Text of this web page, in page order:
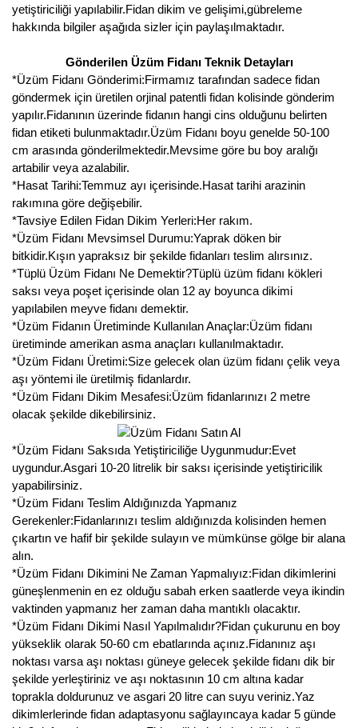
yetiştiriciliği yapılabilir.Fidan dikim ve gelişimi,gübreleme
hakkında bilgiler aşağıda sizler için paylaşılmaktadır.
Gönderilen Üzüm Fidanı Teknik Detayları
*Üzüm Fidanı Gönderimi:Firmamız tarafından sadece fidan
göndermek için üretilen orjinal patentli fidan kolisinde gönderim
yapılır.Fidanının üzerinde fidanın hangi cins olduğunu belirten
fidan etiketi bulunmaktadır.Üzüm Fidanı boyu genelde 50-100
cm arasında gönderilmektedir.Mevsime göre bu boy aralığı
artabilir veya azalabilir.
*Hasat Tarihi:Temmuz ayı içerisinde.Hasat tarihi arazinin
rakımına göre değişebilir.
*Tavsiye Edilen Fidan Dikim Yerleri:Her rakım.
*Üzüm Fidanı Mevsimsel Durumu:Yaprak döken bir
bitkidir.Kışın yapraksız bir şekilde fidanları teslim alırsınız.
*Tüplü Üzüm Fidanı Ne Demektir?Tüplü üzüm fidanı kökleri
saksı veya poşet içerisinde olan 12 ay boyunca dikimi
yapılabilen meyve fidanı demektir.
*Üzüm Fidanın Üretiminde Kullanılan Anaçlar:Üzüm fidanı
üretiminde amerikan asma anaçları kullanılmaktadır.
*Üzüm Fidanı Üretimi:Size gelecek olan üzüm fidanı çelik veya
aşı yöntemi ile üretilmiş fidanlardır.
*Üzüm Fidanı Dikim Mesafesi:Üzüm fidanlarınızı 2 metre
olacak şekilde dikebilirsiniz.
*Üzüm Fidanı Saksıda Yetiştiriciliğe Uygunmudur:Evet
uygundur.Asgari 10-20 litrelik bir saksı içerisinde yetiştiricilik
yapabilirsiniz.
*Üzüm Fidanı Teslim Aldığınızda Yapmanız
Gerekenler:Fidanlarınızı teslim aldığınızda kolisinden hemen
çıkartın ve hafif bir şekilde sulayın ve mümkünse gölge bir alana
alın.
*Üzüm Fidanı Dikimini Ne Zaman Yapmalıyız:Fidan dikimlerini
güneşlenmenin en ez olduğu sabah erken saatlerde veya ikindin
vaktinden yapmanız her zaman daha mantıklı olacaktır.
*Üzüm Fidanı Dikimi Nasıl Yapılmalıdır?Fidan çukurunu en boy
yükseklik olarak 50-60 cm ebatlarında açınız.Fidanınız aşı
noktası varsa aşı noktası güneye gelecek şekilde fidanı dik bir
şekilde yerleştiriniz ve aşı noktasının 10 cm altına kadar
toprakla doldurunuz ve asgari 20 litre can suyu veriniz.Yaz
dikimlerlerinde fidan adaptasyonu sağlayıncaya kadar 5 günde